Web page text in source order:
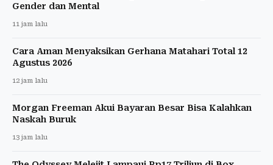
Gender dan Mental
11 jam lalu
Cara Aman Menyaksikan Gerhana Matahari Total 12
Agustus 2026
12 jam lalu
Morgan Freeman Akui Bayaran Besar Bisa Kalahkan
Naskah Buruk
13 jam lalu